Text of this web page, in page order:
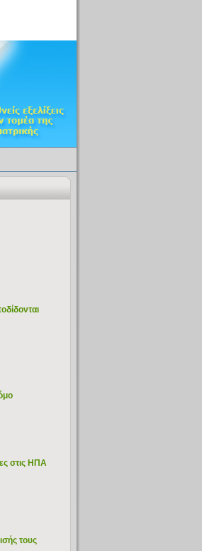
στις ΗΠΑ
τους